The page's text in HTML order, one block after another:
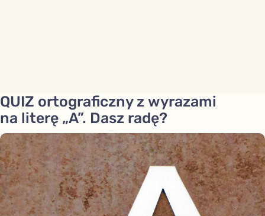
QUIZ ortograficzny z wyrazami
na literę „A”. Dasz radę?